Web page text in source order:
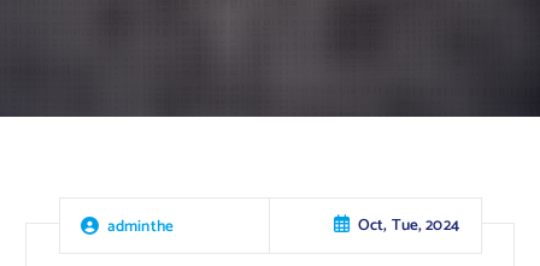
adminthe Oct, Tue, 2024